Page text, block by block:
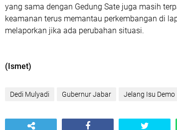
yang sama dengan Gedung Sate juga masih
keamanan terus memantau perkembangan di
melaporkan jika ada perubahan situasi.
(Ismet)
Dedi Mulyadi Gubernur Jabar Jelang Isu Demo